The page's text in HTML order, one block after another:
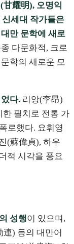
耀明), 오명익
세대 작가들은
만 문학에 새로
다문화적, 크로
학의 새로운 모
다. 리앙(李昂)
필치로 전통 가
로했다. 요휘영
(蘇偉貞), 하우
적 시각을 풍요
성행이 있으며,
) 등의 대만어